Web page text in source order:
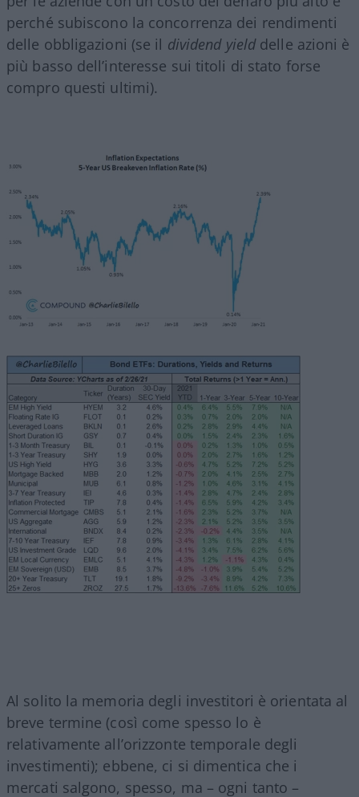
perché subiscono la concorrenza dei rendimenti
delle obbligazioni (se il dividend yielddelle azioni è
più basso dell’interesse sui titoli di stato forse
compro questi ultimi).
Al solito la memoria degli investitori è orientata al
breve termine (così come spesso lo è
relativamente all’orizzonte temporale degli
investimenti); ebbene, ci si dimentica che i
mercati salgono, spesso, ma – ogni tanto –